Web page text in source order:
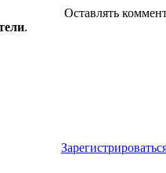
Оставлять
.